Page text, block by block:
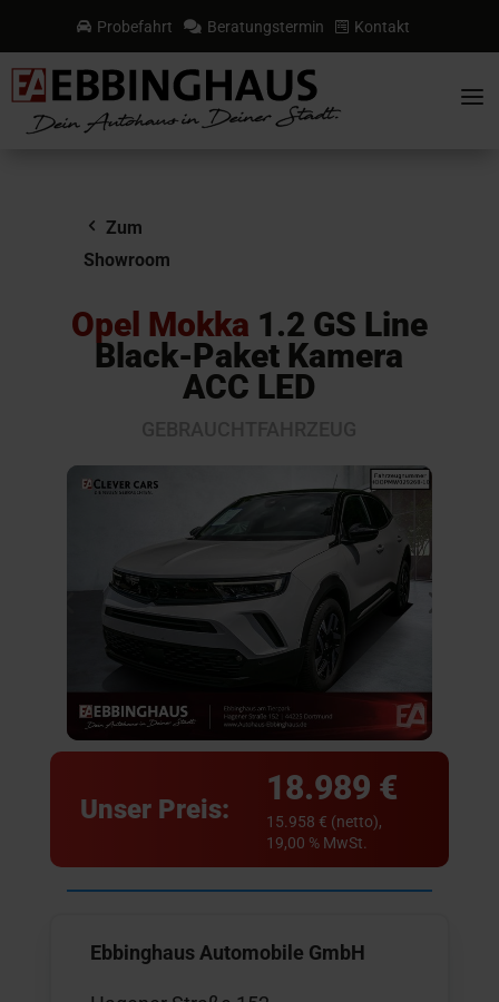
 Probefahrt  Beratungstermin  Kontakt
a
Zum
Showroom
Opel Mokka 1.2 GS Line
Black-Paket Kamera
ACC LED
Unser Preis:
18.989 €
15.958 € (netto),
19,00 % MwSt.
Ebbinghaus Automobile GmbH